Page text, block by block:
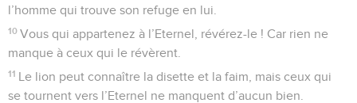
l’homme qui trouve son refuge en lui.
10 Vous qui appartenez à l’Eternel, révérez-le ! Car rien ne
manque à ceux qui le révèrent.
11 Le lion peut connaître la disette et la faim, mais ceux qui
se tournent vers l’Eternel ne manquent d’aucun bien.